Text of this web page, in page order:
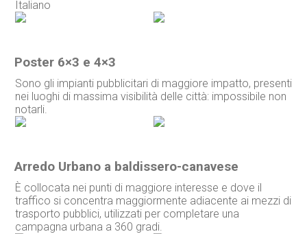
Italiano
Poster 6×3 e 4×3
Sono gli impianti pubblicitari di maggiore impatto, presenti
nei luoghi di massima visibilità delle città: impossibile non
notarli.
Arredo Urbano a baldissero-canavese
È collocata nei punti di maggiore interesse e dove il
traffico si concentra maggiormente adiacente ai mezzi di
trasporto pubblici, utilizzati per completare una
campagna urbana a 360 gradi.